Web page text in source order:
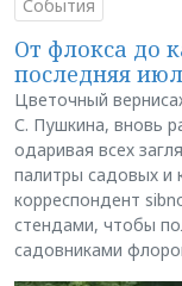
События
От флокса до
последняя
Цветочный
С. Пушкина, вновь
одаривая всех
палитры садовых и
корреспондент
стендами, чтобы
садовниками